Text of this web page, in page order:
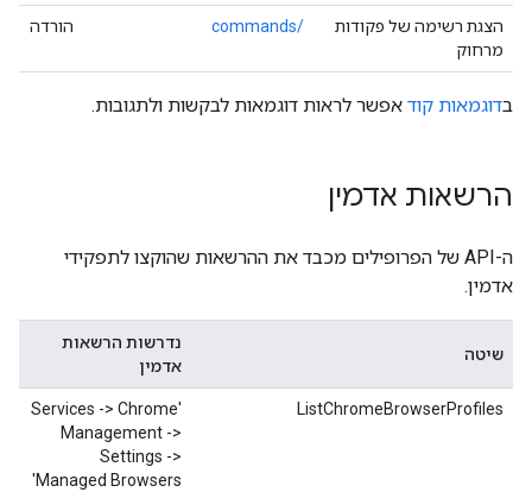
הצגת רשימה של פקודות
מרחוק
/commands הורדה
בדוגמאות קוד אפשר לראות דוגמאות לבקשות ולתגובות.
הרשאות אדמין
ה-API של הפרופילים מכבד את ההרשאות שהוקצו לתפקידי
אדמין.
שיטה
נדרשות הרשאות
אדמין
ListChromeBrowserProfiles
‫'Services -> Chrome
Management ->
Settings ->
Managed Browsers'